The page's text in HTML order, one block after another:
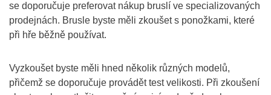
se doporučuje preferovat nákup bruslí ve specializovaných
prodejnách. Brusle byste měli zkoušet s ponožkami, které
při hře běžně používat.
Vyzkoušet byste měli hned několik různých modelů,
přičemž se doporučuje provádět test velikosti. Při zkoušení